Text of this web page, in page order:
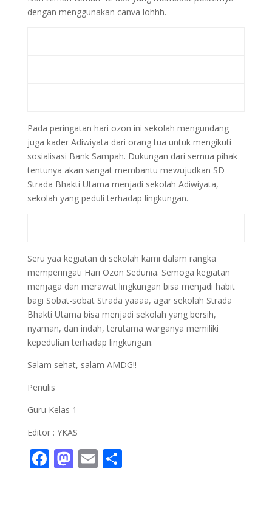
dengan menggunakan canva lohhh.
Pada peringatan hari ozon ini sekolah mengundang
juga kader Adiwiyata dari orang tua untuk mengikuti
sosialisasi Bank Sampah. Dukungan dari semua pihak
tentunya akan sangat membantu mewujudkan SD
Strada Bhakti Utama menjadi sekolah Adiwiyata,
sekolah yang peduli terhadap lingkungan.
Seru yaa kegiatan di sekolah kami dalam rangka
memperingati Hari Ozon Sedunia. Semoga kegiatan
menjaga dan merawat lingkungan bisa menjadi habit
bagi Sobat-sobat Strada yaaaa, agar sekolah Strada
Bhakti Utama bisa menjadi sekolah yang bersih,
nyaman, dan indah, terutama warganya memiliki
kepedulian terhadap lingkungan.
Salam sehat, salam AMDG!!
Penulis
Guru Kelas 1
Editor : YKAS
F M E S